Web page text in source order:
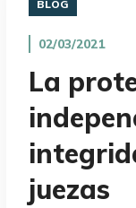
BLOG
02/03/2021
La
juezas